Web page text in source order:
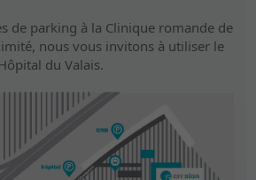
de parking à la Clinique romande de
nous vous invitons à utiliser le
du Valais.